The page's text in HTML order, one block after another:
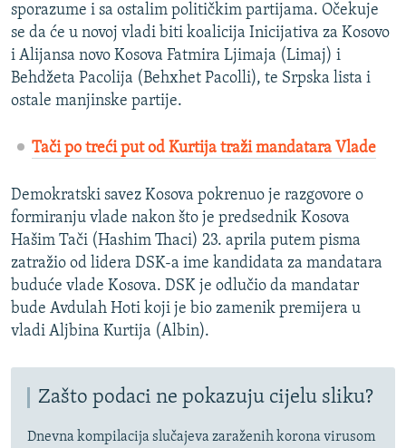
sporazume i sa ostalim političkim partijama. Očekuje
se da će u novoj vladi biti koalicija Inicijativa za Kosovo
i Alijansa novo Kosova Fatmira Ljimaja (Limaj) i
Behdžeta Pacolija (Behxhet Pacolli), te Srpska lista i
ostale manjinske partije.
Tači po treći put od Kurtija traži mandatara Vlade
Demokratski savez Kosova pokrenuo je razgovore o
formiranju vlade nakon što je predsednik Kosova
Hašim Tači (Hashim Thaci) 23. aprila putem pisma
zatražio od lidera DSK-a ime kandidata za mandatara
buduće vlade Kosova. DSK je odlučio da mandatar
bude Avdulah Hoti koji je bio zamenik premijera u
vladi Aljbina Kurtija (Albin).
Zašto podaci ne pokazuju cijelu sliku?
Dnevna kompilacija slučajeva zaraženih korona virusom